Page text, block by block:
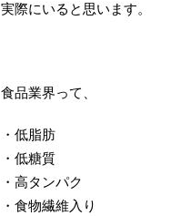
実際にいると思います。
食品業界って、
・低脂肪
・低糖質
・高タンパク
・食物繊維入り